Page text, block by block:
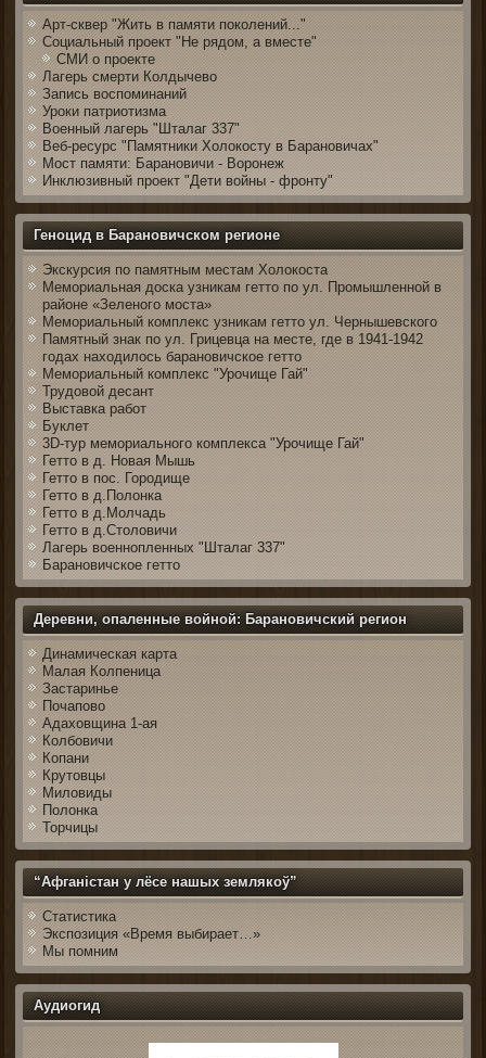
Арт-сквер "Жить в памяти поколений..."
Социальный проект "Не рядом, а вместе"
СМИ о проекте
Лагерь смерти Колдычево
Запись воспоминаний
Уроки патриотизма
Военный лагерь "Шталаг 337"
Веб-ресурс "Памятники Холокосту в Барановичах"
Мост памяти: Барановичи - Воронеж
Инклюзивный проект "Дети войны - фронту"
Геноцид в Барановичском регионе
Экскурсия по памятным местам Холокоста
Мемориальная доска узникам гетто по ул. Промышленной в
районе «Зеленого моста»
Мемориальный комплекс узникам гетто ул. Чернышевского
Памятный знак по ул. Грицевца на месте, где в 1941-1942
годах находилось барановичское гетто
Мемориальный комплекс "Урочище Гай"
Трудовой десант
Выставка работ
Буклет
3D-тур мемориального комплекса "Урочище Гай"
Гетто в д. Новая Мышь
Гетто в пос. Городище
Гетто в д.Полонка
Гетто в д.Молчадь
Гетто в д.Столовичи
Лагерь военнопленных "Шталаг 337"
Барановичское гетто
Деревни, опаленные войной: Барановичский регион
Динамическая карта
Малая Колпеница
Застаринье
Почапово
Адаховщина 1-ая
Колбовичи
Копани
Крутовцы
Миловиды
Полонка
Торчицы
“Афганістан у лёсе нашых землякоў”
Статистика
Экспозиция «Время выбирает…»
Мы помним
Аудиогид